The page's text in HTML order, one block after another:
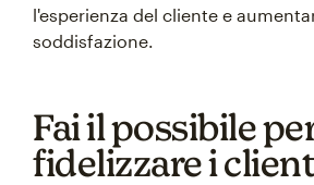
l'esperienza del cliente e
soddisfazione.
Fai il possibile
fidelizzare i